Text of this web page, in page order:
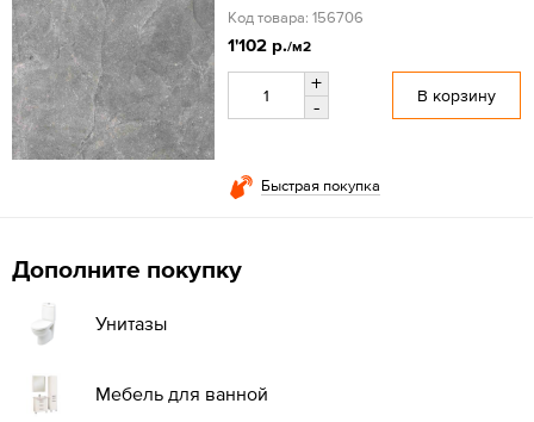
Код товара: 156706
1'102 р./м2
+
-
В корзину
Быстрая покупка
Дополните покупку
Унитазы
Мебель для ванной